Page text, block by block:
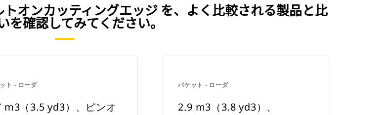
オンカッティングエッジ を、よく比較される製品と比
を確認してみてください。
ト - ローダ
m3（3.5 yd3）、ピンオ
バケット - ローダ
2.9 m3（3.8 yd3）、